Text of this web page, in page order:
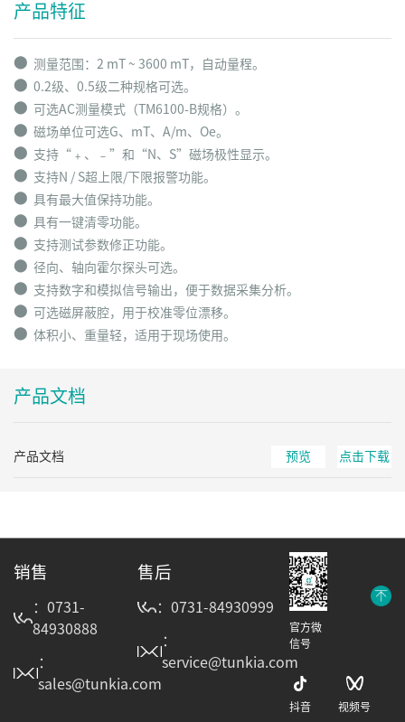
产品特征
⬤ 测量范围：2 mT ~ 3600 mT，自动量程。
⬤ 0.2级、0.5级二种规格可选。
⬤ 可选AC测量模式（TM6100-B规格）。
⬤ 磁场单位可选G、mT、A/m、Oe。
⬤ 支持“﹢、﹣”和“N、S”磁场极性显示。
⬤ 支持N / S超上限/下限报警功能。
⬤
具有最大值保持功能。
⬤
具有一键清零功能。
⬤ 支持测试参数修正功能。
⬤ 径向、轴向霍尔探头可选。
⬤ 支持数字和模拟信号输出，便于数据采集分析。
⬤ 可选磁屏蔽腔，用于校准零位漂移。
⬤ 体积小、重量轻，适用于现场使用。
产品文档
产品文档 预览 点击下载
销售
：0731-
84930888
：
sales@tunkia.com
售后
：0731-84930999
：
service@tunkia.com
官方微
信号
抖音 视频号